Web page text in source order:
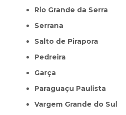
Rio Grande da Serra
Serrana
Salto de Pirapora
Pedreira
Garça
Paraguaçu Paulista
Vargem Grande do Sul